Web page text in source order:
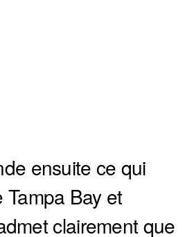
ensuite ce qui
Bay et
clairement que